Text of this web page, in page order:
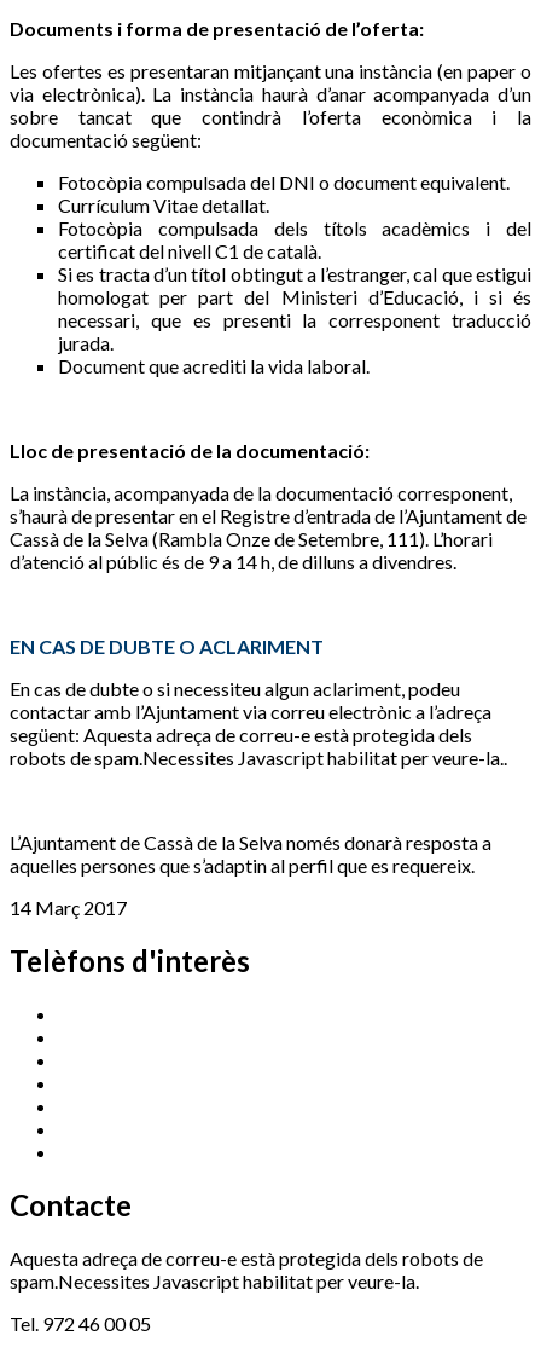
Documents i forma de presentació de l’oferta:
Les ofertes es presentaran mitjançant una instància (en paper o
via electrònica). La instància haurà d’anar acompanyada d’un
sobre tancat que contindrà l’oferta econòmica i la
documentació següent:
Fotocòpia compulsada del DNI o document equivalent.
Currículum Vitae detallat.
Fotocòpia compulsada dels títols acadèmics i del
certificat del nivell C1 de català.
Si es tracta d’un títol obtingut a l’estranger, cal que estigui
homologat per part del Ministeri d’Educació, i si és
necessari, que es presenti la corresponent traducció
jurada.
Document que acrediti la vida laboral.
Lloc de presentació de la documentació:
La instància, acompanyada de la documentació corresponent,
s’haurà de presentar en el Registre d’entrada de l’Ajuntament de
Cassà de la Selva (Rambla Onze de Setembre, 111). L’horari
d’atenció al públic és de 9 a 14 h, de dilluns a divendres.
EN CAS DE DUBTE O ACLARIMENT
En cas de dubte o si necessiteu algun aclariment, podeu
contactar amb l’Ajuntament via correu electrònic a l’adreça
següent: Aquesta adreça de correu-e està protegida dels
robots de spam.Necessites Javascript habilitat per veure-la..
L’Ajuntament de Cassà de la Selva només donarà resposta a
aquelles persones que s’adaptin al perfil que es requereix.
14 Març 2017
Telèfons d'interès
Contacte
Aquesta adreça de correu-e està protegida dels robots de
spam.Necessites Javascript habilitat per veure-la.
Tel. 972 46 00 05